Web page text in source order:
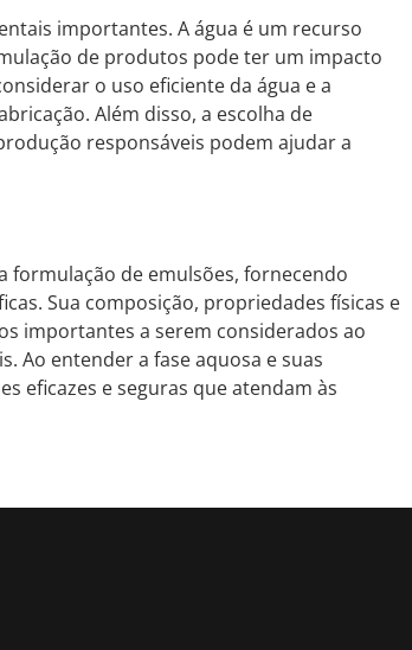
importantes. A água é um recurso
de produtos pode ter um impacto
o uso eficiente da água e a
Além disso, a escolha de
responsáveis podem ajudar a
formulação de emulsões, fornecendo
Sua composição, propriedades físicas e
importantes a serem considerados ao
Ao entender a fase aquosa e suas
eficazes e seguras que atendam às